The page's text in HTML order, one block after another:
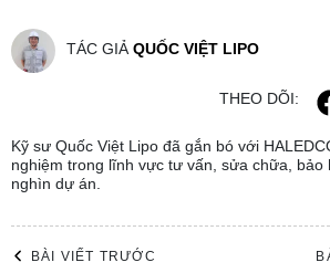
TÁC GIẢQUỐC VIỆT LIPO
THEO DÕI:
Kỹ sư Quốc Việt Lipo đã gắn bó với
nghiệm trong lĩnh vực tư vấn, sửa chữa, bảo
nghìn dự án.
BÀI VIẾT TRƯỚC